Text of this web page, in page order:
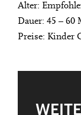
Alter:
Dauer: 45 – 60
Preise: Kinder